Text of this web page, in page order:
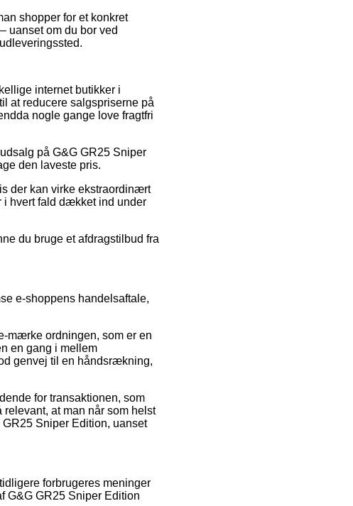
shopper for et konkret
uanset om du bor ved
internet butikker i
at reducere salgspriserne på
nogle gange love fragtfri
på G&G GR25 Sniper
den laveste pris.
der kan virke ekstraordinært
i hvert fald dækket ind under
du bruge et afdragstilbud fra
e-shoppens handelsaftale,
mærke ordningen, som er en
en gang i mellem
genvej til en håndsrækning,
for transaktionen, som
at man når som helst
Sniper Edition, uanset
forbrugeres meninger
G&G GR25 Sniper Edition